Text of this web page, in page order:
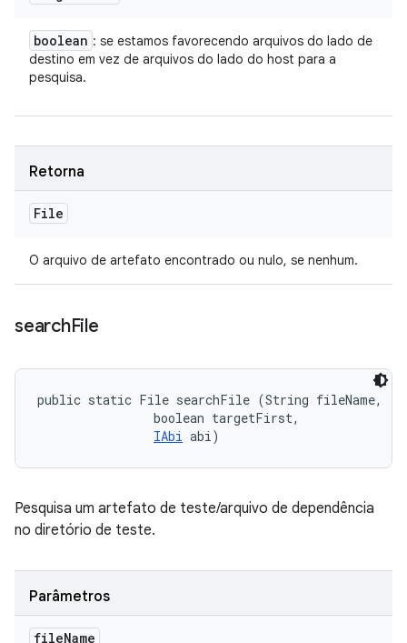
boolean : se estamos favorecendo arquivos do lado de
destino em vez de arquivos do lado do host para a
pesquisa.
Retorna
File
O arquivo de artefato encontrado ou nulo, se nenhum.
searchFile
public static File searchFile (String fileName,
                boolean targetFirst,
IAbi abi)
Pesquisa um artefato de teste/arquivo de dependência
no diretório de teste.
Parâmetros
fileName